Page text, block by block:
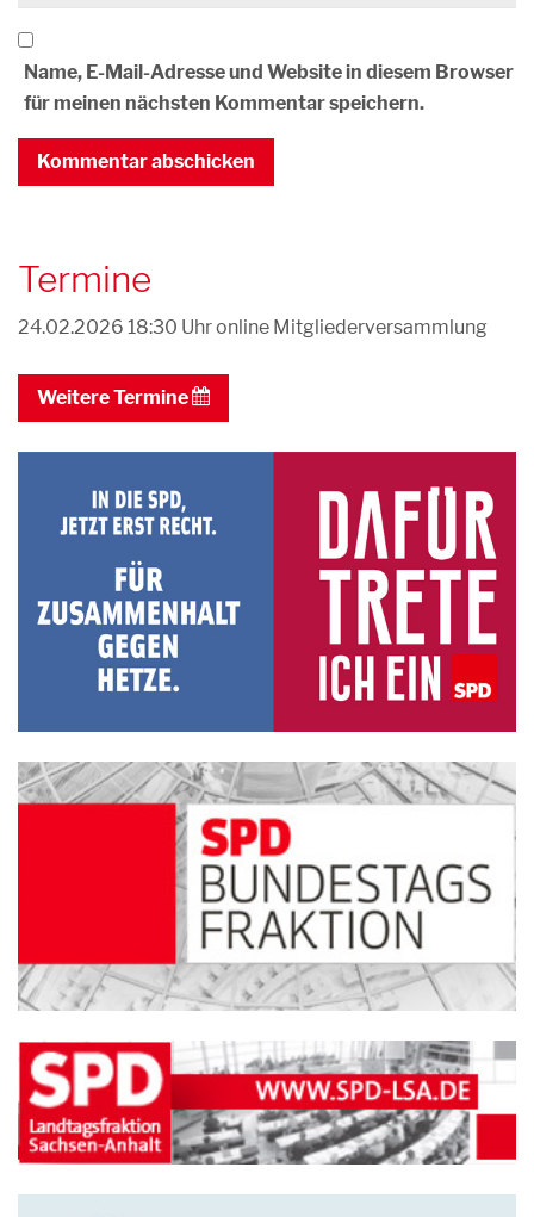
Name, E-Mail-Adresse und Website in diesem Browser
für meinen nächsten Kommentar speichern.
Termine
24.02.2026 18:30 Uhronline Mitgliederversammlung
Weitere Termine